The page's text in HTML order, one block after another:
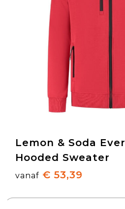
Lemon & Soda
Hooded Sweater
vanaf € 53,39